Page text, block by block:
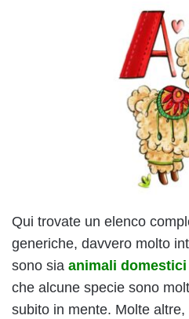
Qui trovate un elenco
generiche, davvero molto
sono sia animali domestici
che alcune specie sono
subito in mente. Molte